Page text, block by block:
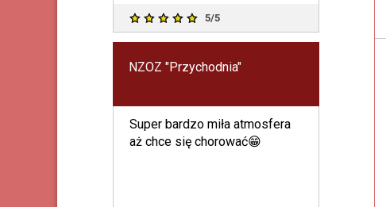
5/5
NZOZ "Przychodnia"
Super bardzo miła atmosfera
aż chce się chorować😁